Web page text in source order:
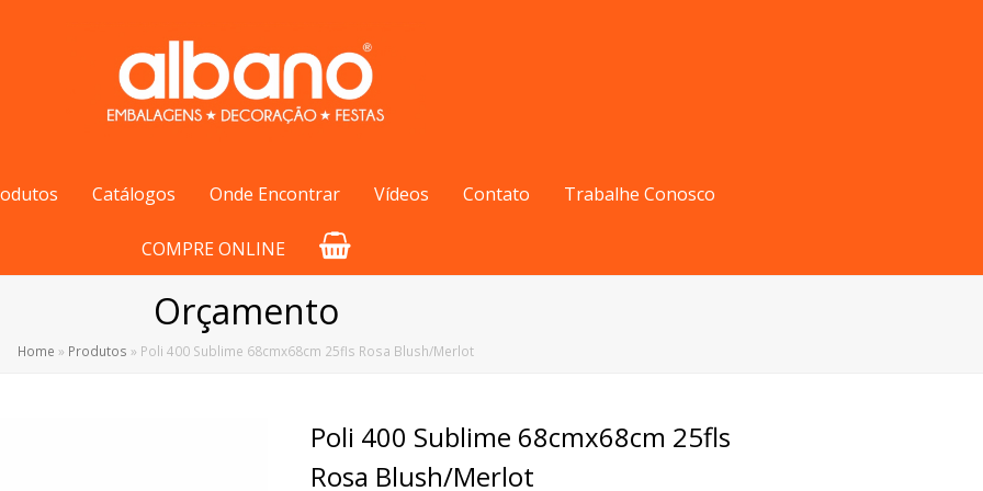
Catálogos Onde Encontrar Vídeos Contato Trabalhe Conosco
COMPRE ONLINE
Orçamento
Home » Produtos » Poli 400 Sublime 68cmx68cm 25fls Rosa Blush/Merlot
Poli 400 Sublime 68cmx68cm 25fls
Rosa Blush/Merlot